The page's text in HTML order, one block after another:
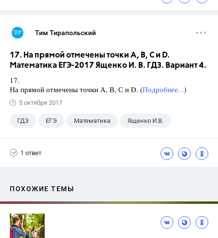
Тим Тирапольский
17. На прямой отмечены точки А, В, С и D.
Математика ЕГЭ-2017 Ященко И. В. ГДЗ. Вариант 4.
17.
На прямой отмечены точки А, В, С и D. (Подробнее...)
5 октября 2017
ГДЗ ЕГЭ Математика Ященко И.В.
1 ответ
ПОХОЖИЕ ТЕМЫ